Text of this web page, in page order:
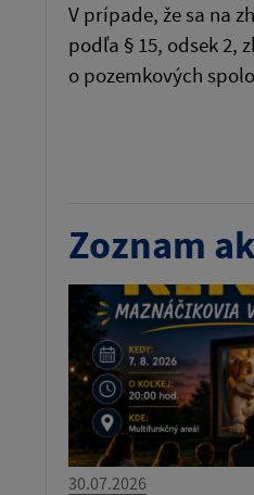
V prípade, že sa na
podľa § 15, odsek 2,
o pozemkových
Ján
Zoznam
30.07.2026